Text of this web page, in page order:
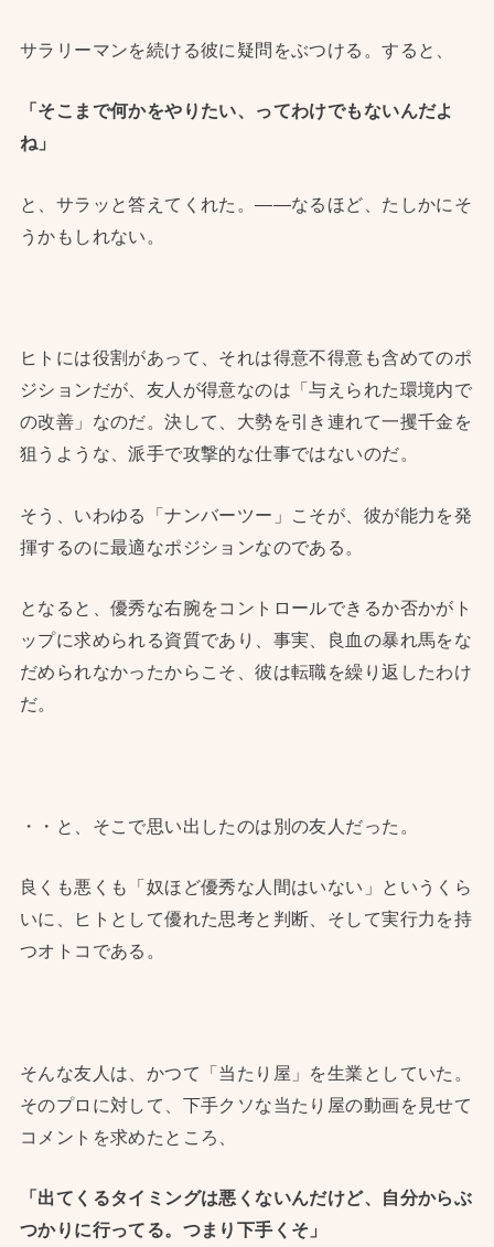
サラリーマンを続ける彼に疑問をぶつける。すると、
「そこまで何かをやりたい、ってわけでもないんだよ
ね」
と、サラッと答えてくれた。——なるほど、たしかにそ
うかもしれない。
ヒトには役割があって、それは得意不得意も含めてのポ
ジションだが、友人が得意なのは「与えられた環境内で
の改善」なのだ。決して、大勢を引き連れて一攫千金を
狙うような、派手で攻撃的な仕事ではないのだ。
そう、いわゆる「ナンバーツー」こそが、彼が能力を発
揮するのに最適なポジションなのである。
となると、優秀な右腕をコントロールできるか否かがト
ップに求められる資質であり、事実、良血の暴れ馬をな
だめられなかったからこそ、彼は転職を繰り返したわけ
だ。
・・と、そこで思い出したのは別の友人だった。
良くも悪くも「奴ほど優秀な人間はいない」というくら
いに、ヒトとして優れた思考と判断、そして実行力を持
つオトコである。
そんな友人は、かつて「当たり屋」を生業としていた。
そのプロに対して、下手クソな当たり屋の動画を見せて
コメントを求めたところ、
「出てくるタイミングは悪くないんだけど、自分からぶ
つかりに行ってる。つまり下手くそ」